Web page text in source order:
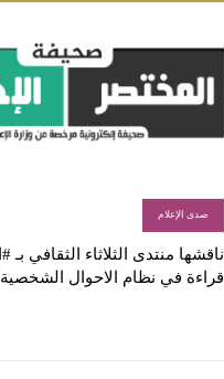
صدى الإعلام
ناقشها منتدى الثلاثاء الثقافي
قراءة في نظام الاحوال